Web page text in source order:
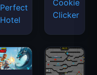
Perfect
Hotel
Cookie
Clicker